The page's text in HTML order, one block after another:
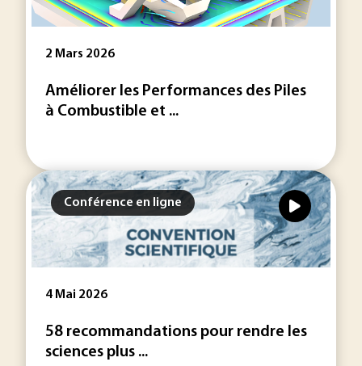
2 Mars 2026
Améliorer les Performances des Piles
à Combustible et ...
Conférence en ligne
4 Mai 2026
58 recommandations pour rendre les
sciences plus ...